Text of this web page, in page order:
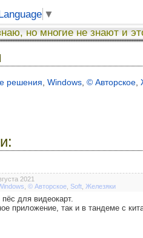
▼
но многие не знают и
решения Windows © Авторское
2021
© Авторское Soft Железяки
для видеокарт.
приложение, так и в тандеме с